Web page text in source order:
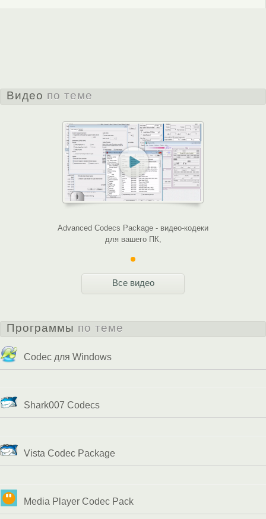
Видео по теме
Advanced Codecs Package - видео-кодеки
для вашего ПК,
Все видео
Программы по теме
Codec для Windows
Shark007 Codecs
Vista Codec Package
Media Player Codec Pack